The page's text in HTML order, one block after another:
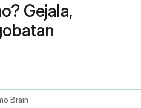
Gejala,
Brain